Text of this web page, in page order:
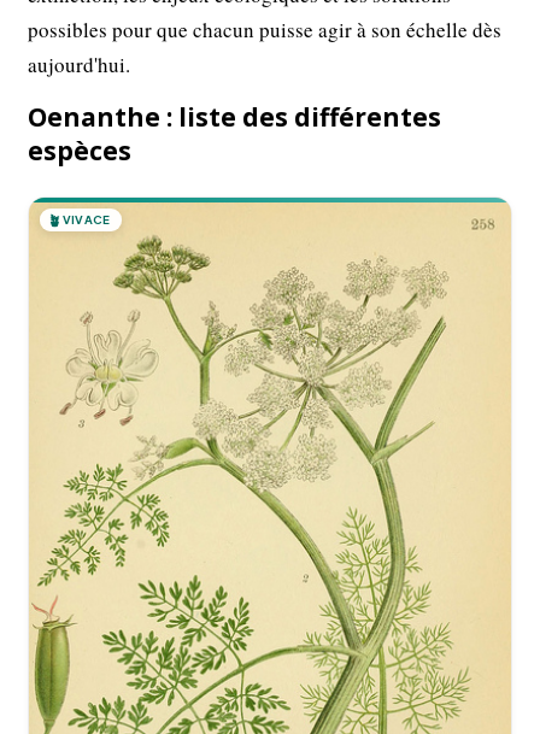
possibles pour que chacun puisse agir à son échelle dès
aujourd'hui.
Oenanthe : liste des différentes
espèces
🪴 VIVACE